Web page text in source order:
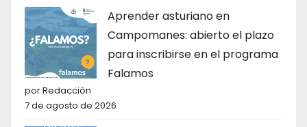
Aprender asturiano en
Campomanes: abierto el plazo
para inscribirse en el programa
Falamos
por Redacción
7 de agosto de 2026